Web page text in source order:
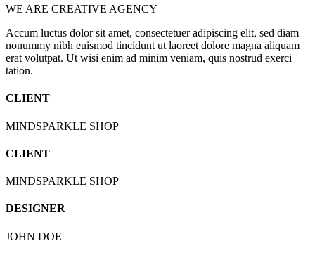
WE ARE CREATIVE AGENCY
Accum luctus dolor sit amet, consectetuer adipiscing elit, sed diam
nonummy nibh euismod tincidunt ut laoreet dolore magna aliquam
erat volutpat. Ut wisi enim ad minim veniam, quis nostrud exerci
tation.
CLIENT
MINDSPARKLE SHOP
CLIENT
MINDSPARKLE SHOP
DESIGNER
JOHN DOE